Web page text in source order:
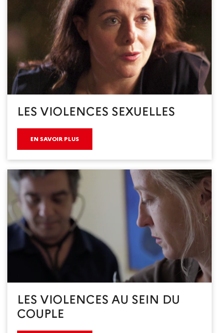
LES VIOLENCES SEXUELLES
EN SAVOIR PLUS
LES VIOLENCES AU SEIN DU
COUPLE